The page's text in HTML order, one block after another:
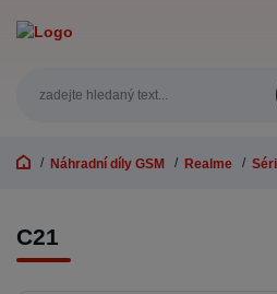
Náhradní díly GSM Realme
C21